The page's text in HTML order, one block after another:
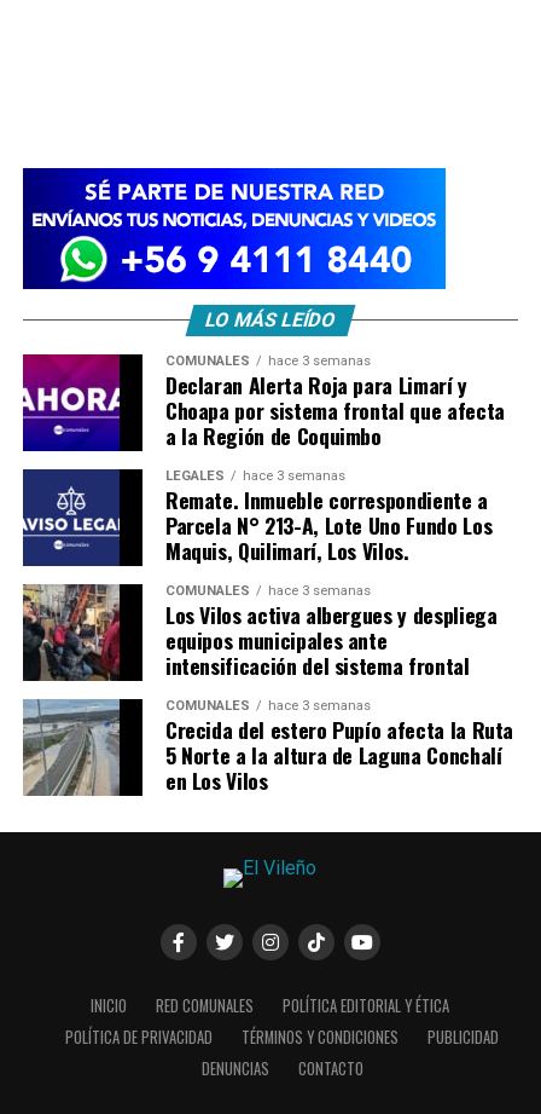
LO MÁS LEÍDO
COMUNALES hace 3 semanas
Declaran Alerta Roja para Limarí y
Choapa por sistema frontal que afecta
a la Región de Coquimbo
LEGALES hace 3 semanas
Remate. Inmueble correspondiente a
Parcela N° 213-A, Lote Uno Fundo Los
Maquis, Quilimarí, Los Vilos.
COMUNALES hace 3 semanas
Los Vilos activa albergues y despliega
equipos municipales ante
intensificación del sistema frontal
COMUNALES hace 3 semanas
Crecida del estero Pupío afecta la Ruta
5 Norte a la altura de Laguna Conchalí
en Los Vilos
INICIO RED COMUNALES
POLÍTICA EDITORIAL Y ÉTICA
POLÍTICA DE PRIVACIDAD
TÉRMINOS Y CONDICIONES
PUBLICIDAD
DENUNCIAS
CONTACTO